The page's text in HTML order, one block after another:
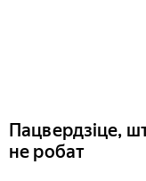
Пацвердзіце,
не робат